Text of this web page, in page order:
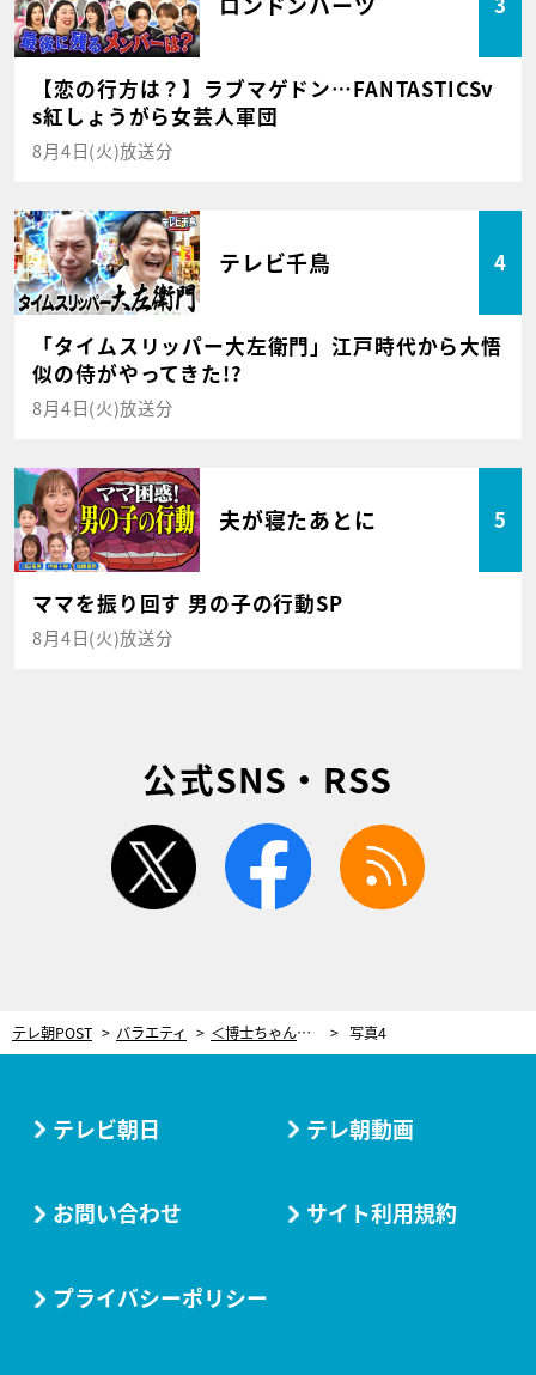
【恋の行方は？】ラブマゲドン…FANTASTICSv
s紅しょうがら女芸人軍団
8月4日(火)放送分
テレビ千鳥 4
「タイムスリッパー大左衛門」江戸時代から大悟
似の侍がやってきた!?
8月4日(火)放送分
夫が寝たあとに 5
ママを振り回す 男の子の行動SP
8月4日(火)放送分
公式SNS・RSS
twitter facebook
テレ朝POST バラエティ ＜博士ちゃん＞まさかの第2弾！「激うま雑草ランキングベスト10」発表 写真4
テレビ朝日 テレ朝動画
お問い合わせ サイト利用規約
プライバシーポリシー